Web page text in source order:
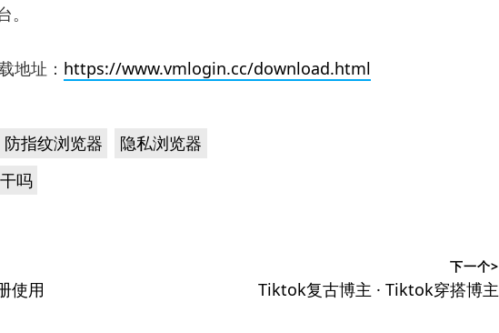
地址： https://www.vmlogin.cc/download.html
，
防指纹浏览器 ，
隐私浏览器
吗
使用
下一个>
下
Tiktok复古博主 · Tiktok穿搭博主